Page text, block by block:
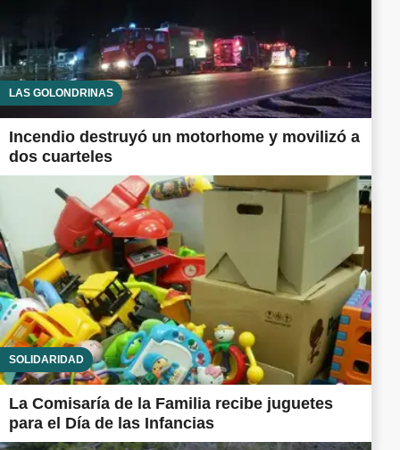
LAS GOLONDRINAS
Incendio destruyó un motorhome y movilizó a
dos cuarteles
SOLIDARIDAD
La Comisaría de la Familia recibe juguetes
para el Día de las Infancias